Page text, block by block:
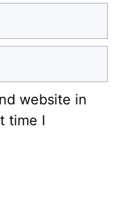
website in
time I